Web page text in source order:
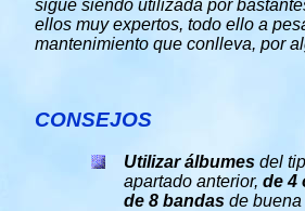
sigue siendo utilizada por
ellos muy expertos, todo ello a
mantenimiento que conlleva, por
CONSEJOS
Utilizar álbumes del
apartado anterior, de 4
de 8 bandas de